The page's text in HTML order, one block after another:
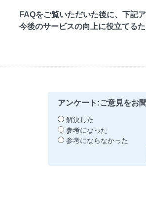
FAQをご覧いただいた後に、下記
今後のサービスの向上に役立てる
アンケート:ご意見をお
解決した
参考になった
参考にならなかった